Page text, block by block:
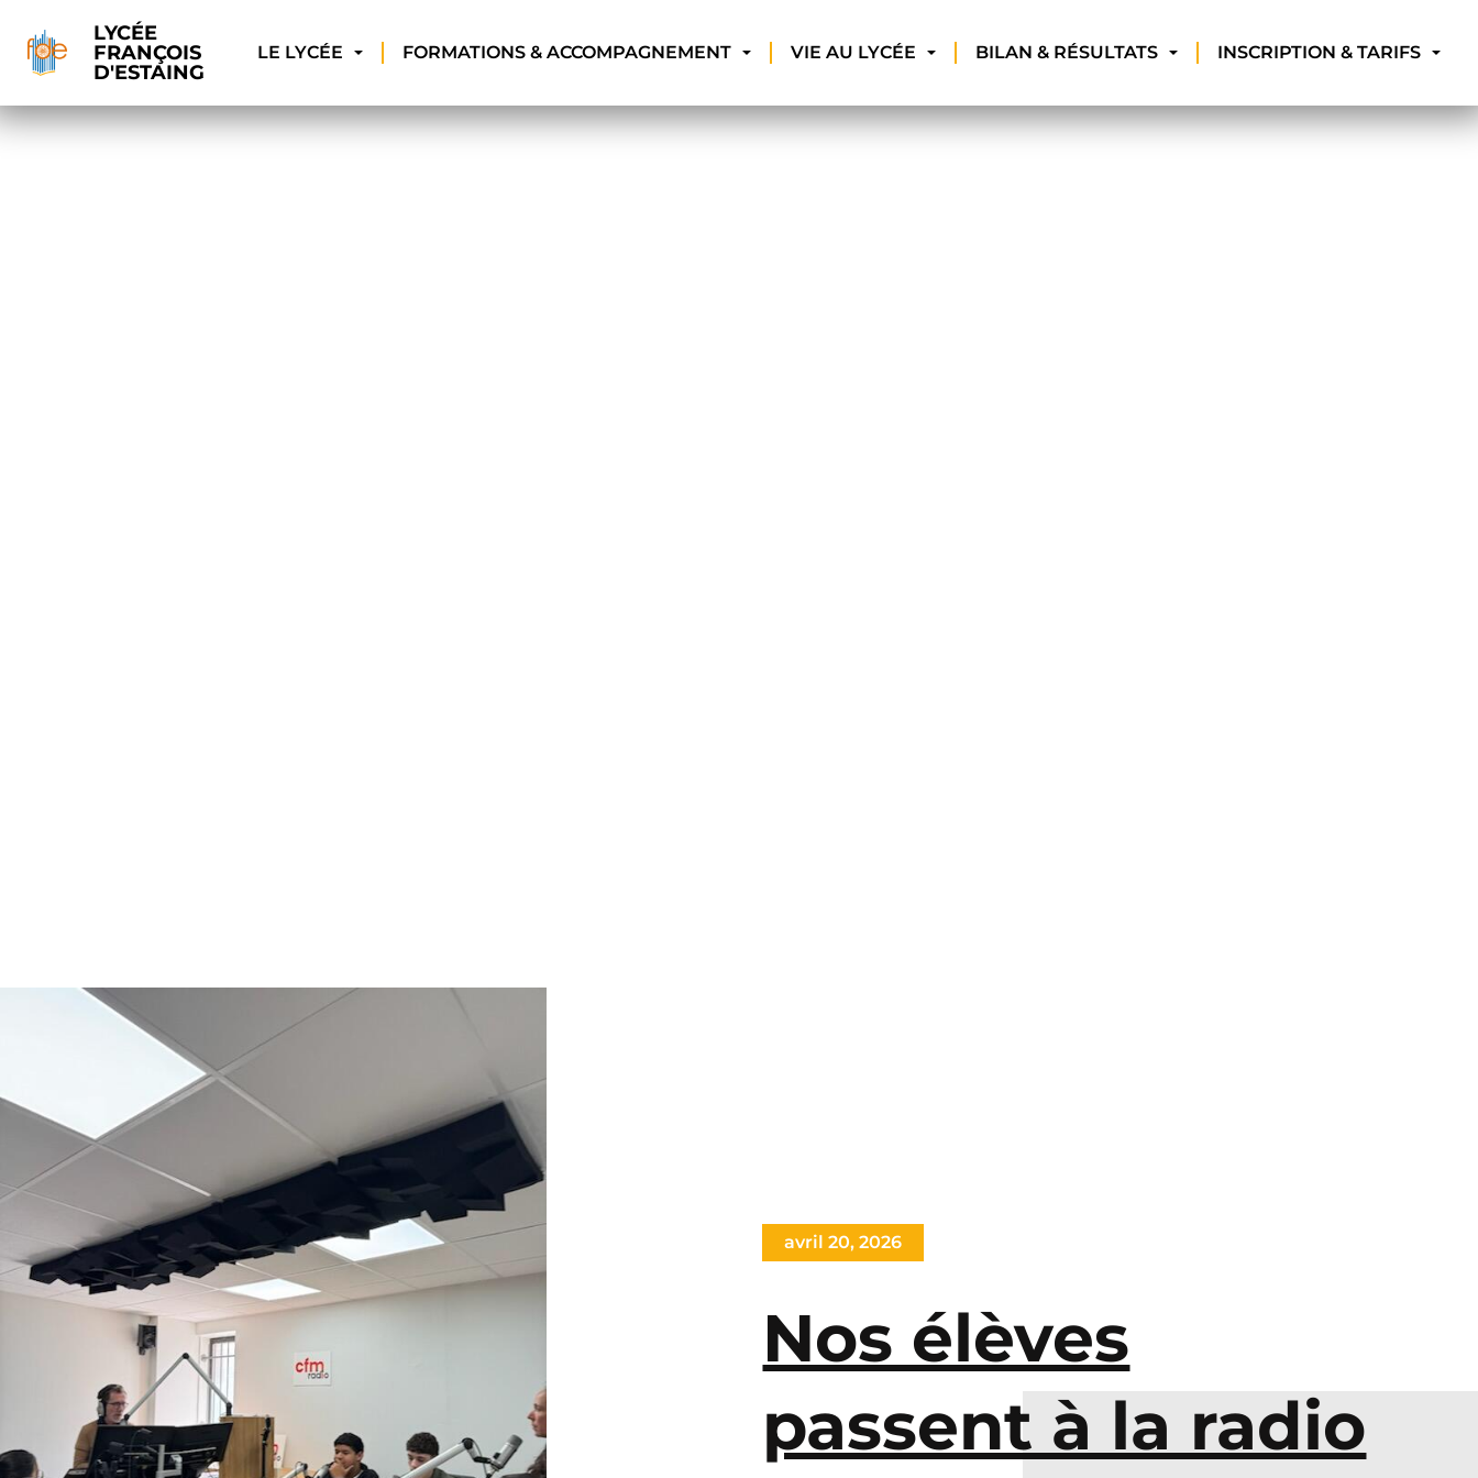
LYCÉE
FRANÇOIS
D'ESTAING
LE LYCÉE FORMATIONS & ACCOMPAGNEMENT VIE AU LYCÉE BILAN & RÉSULTATS INSCRIPTION & TARIFS
avril 20, 2026
Nos élèves
passent à la radio